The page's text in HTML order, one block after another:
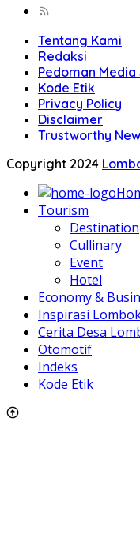
Tentang Kami
Redaksi
Pedoman Media
Kode Etik
Privacy Policy
Disclaimer
Trustworthy
Copyright 2024
Tourism
Destination
Cullinary
Event
Hotel
Economy &
Inspirasi
Cerita Desa
Otomotif
Indeks
Kode Etik